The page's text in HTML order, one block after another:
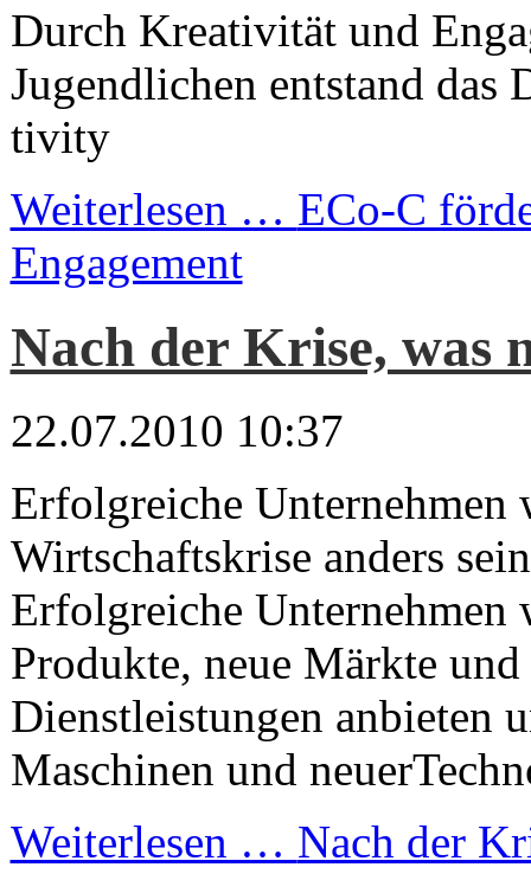
Durch Kreativität und
Jugendlichen entstand das
tivity
Weiterlesen … ECo-C
Engagement
Nach der Krise, was
22.07.2010 10:37
Erfolgreiche Unternehmen
Wirtschaftskrise anders
Erfolgreiche Unternehmen
Produkte, neue Märkte und
Dienstleistungen anbieten
Maschinen und
Weiterlesen … Nach der